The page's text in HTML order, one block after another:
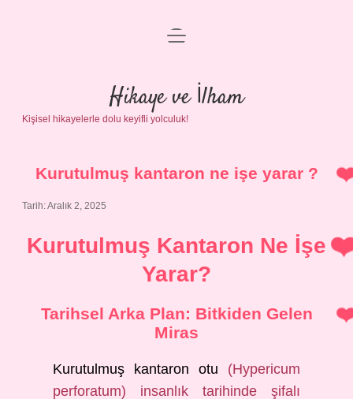
Anasayfa
Gizlilik Politikası
Yasal Uyarı
menüyü
Hikaye ve İlham
Kişisel hikayelerle dolu keyifli yolculuk!
Kurutulmuş kantaron ne işe yarar ?
Tarih: Aralık 2, 2025
Kurutulmuş Kantaron Ne İşe
Yarar?
Tarihsel Arka Plan: Bitkiden Gelen
Miras
Kurutulmuş kantaron otu (Hypericum
perforatum) insanlık tarihinde şifalı